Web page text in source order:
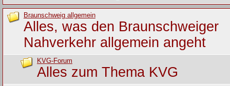
Braunschweig allgemein
Alles, was den Braunschweiger
Nahverkehr allgemein angeht
KVG-Forum
Alles zum Thema KVG